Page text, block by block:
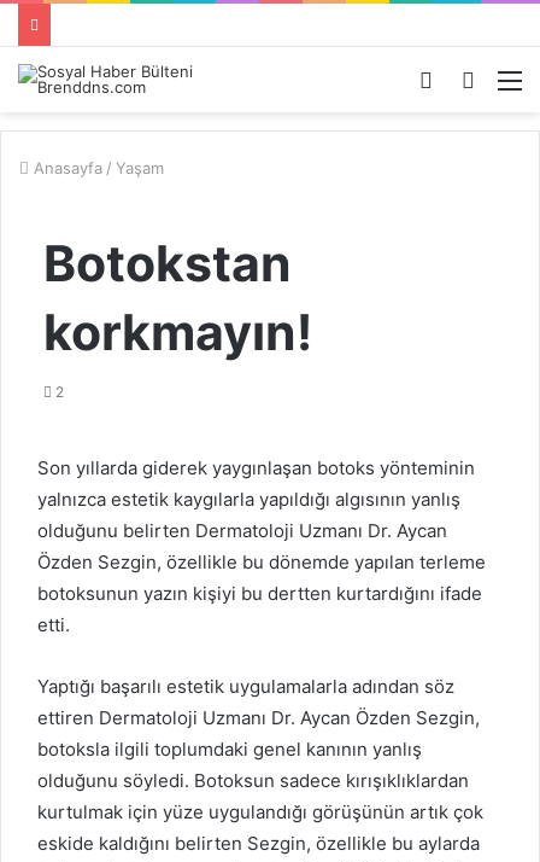
Arama
Kayıt
Anasayfa / Yaşam
Botokstan
korkmayın!
2
Son yıllarda giderek yaygınlaşan botoks yönteminin
yalnızca estetik kaygılarla yapıldığı algısının yanlış
olduğunu belirten Dermatoloji Uzmanı Dr. Aycan
Özden Sezgin, özellikle bu dönemde yapılan terleme
botoksunun yazın kişiyi bu dertten kurtardığını ifade
etti.
Yaptığı başarılı estetik uygulamalarla adından söz
ettiren Dermatoloji Uzmanı Dr. Aycan Özden Sezgin,
botoksla ilgili toplumdaki genel kanının yanlış
olduğunu söyledi. Botoksun sadece kırışıklıklardan
kurtulmak için yüze uygulandığı görüşünün artık çok
eskide kaldığını belirten Sezgin, özellikle bu aylarda